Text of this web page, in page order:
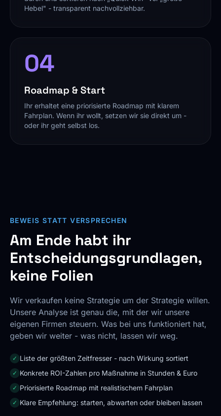
Hebel" - transparent nachvollziehbar.
04
Roadmap & Start
Ihr erhaltet eine priorisierte Roadmap mit klarem
Fahrplan. Wenn ihr wollt, setzen wir sie direkt um -
oder ihr geht selbst los.
BEWEIS STATT VERSPRECHEN
Am Ende habt ihr
Entscheidungs­grundlagen,
keine Folien
Wir verkaufen keine Strategie um der Strategie willen.
Unsere Analyse ist genau die, mit der wir unsere
eigenen Firmen steuern. Was bei uns funktioniert hat,
geben wir weiter - was nicht, lassen wir weg.
✓ Liste der größten Zeitfresser - nach Wirkung sortiert
✓ Konkrete ROI-Zahlen pro Maßnahme in Stunden & Euro
✓ Priorisierte Roadmap mit realistischem Fahrplan
✓ Klare Empfehlung: starten, abwarten oder bleiben lassen